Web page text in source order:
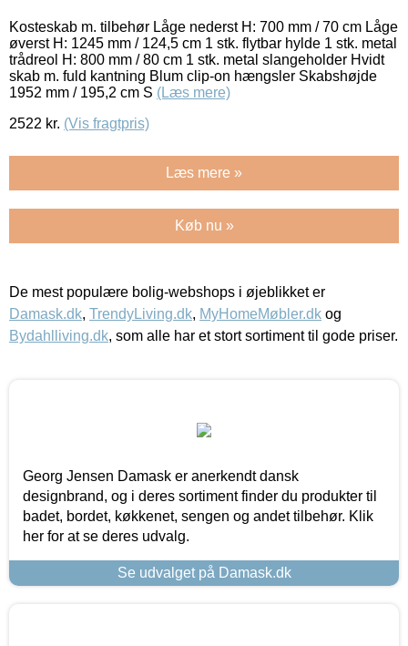
Kosteskab m. tilbehør Låge nederst H: 700 mm / 70 cm Låge
øverst H: 1245 mm / 124,5 cm 1 stk. flytbar hylde 1 stk. metal
trådreol H: 800 mm / 80 cm 1 stk. metal slangeholder Hvidt
skab m. fuld kantning Blum clip-on hængsler Skabshøjde
1952 mm / 195,2 cm S (Læs mere)
2522 kr. (Vis fragtpris)
Læs mere »
Køb nu »
De mest populære bolig-webshops i øjeblikket er
Damask.dk, TrendyLiving.dk, MyHomeMøbler.dk og
Bydahlliving.dk, som alle har et stort sortiment til gode priser.
Georg Jensen Damask er anerkendt dansk
designbrand, og i deres sortiment finder du produkter til
badet, bordet, køkkenet, sengen og andet tilbehør. Klik
her for at se deres udvalg.
Se udvalget på Damask.dk